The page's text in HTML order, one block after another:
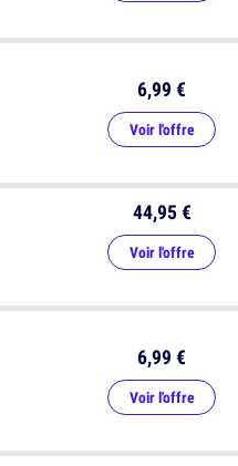
6,99 €
Voir l'offre
6,99 €
Voir l'offre
44,95 €
Voir l'offre